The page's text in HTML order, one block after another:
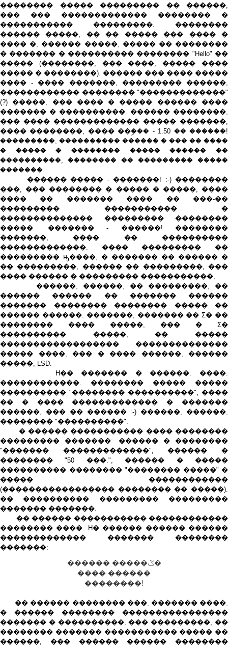
�������� ����� ��������� �� ������,
��� ��� ������������� �������� �
����������� ���������. ��������
������ �����, �� �� ����� ��� ���� �
���� �, ������ �����, ����� �� ��������
� ������� � ���������� �������� "Hello" ��
����� (��������, ��� ����, ����� ����
����� � ��������). ������ ��� ���� �����
���� - ���� �������, ��������� ������,
������������ �������� "�������������"
(?) �����, ��� ���� � ����� ������ ����
������� � ����������. ������ ��������,
��� ���� ������������� ����� �������,
���� ��������, ���� ��ۣ��� - 1.50 �� ������!
���������, ���������� ������ � ��� �� ����
� ����� � �������� ����� ������ ��
����������, �������� �� ��������� �����
�������.
������ ����� - �������! :-) ��������
���, ��� �������� � ����� � �����, ����
���� �� ������� ���� �� ���-��
��������� ����������� �
�������������� ��������� ��������
�����. ������� - ������! ��������
�������, ���� �� ����������
�������������. ���� ��������� ��
��������� ԣ����, � ������� �� ������ �
�� ���������, ������ �� ���������, ���
���� ������ � ��������� �����������.
������, ������, �� ���������, ��
������ ������ �� ������� ������
������� �������� �������� ����� ��
������ ������. �������, ������� �� Σ� ��
�������� ���� �����, ��� � Σ�
���������� �����, �� �����
������������������ ��������������
����� ����, ��� � ���� ������, ������
�����, LSD.
H�� ������� � ������. ����.
������������. �������� ����� �����
���������� "�������� ����������", ����
�� � ���� ������������� � �������
������, ��� �� ������ :-) ������, ������,
�������� "����������".
� ������ ����������� ���� ��������
��������� �������: ������ � ��������
"������� �������������", ������ �
�������� "50 ���.", ������ � �����
���������� �������� "�������� �����" �
����� ������������
(����������������� �������� �� �����).
�� ���������� ��������� ���������
������� �������.
�� ������ ����������� ������������
�������� ����. H� ������ ������ ������
������������� ������� ��������
�������:
������ �����ݣ�
���� ������
��������!
�� ������ �������� ���, ������� ����,
� ������ �������� ����������������
������� � ����������. ��� ���������, ��
�������� ������� ����������� ����� ��
������, ��� ������ ������ ��������